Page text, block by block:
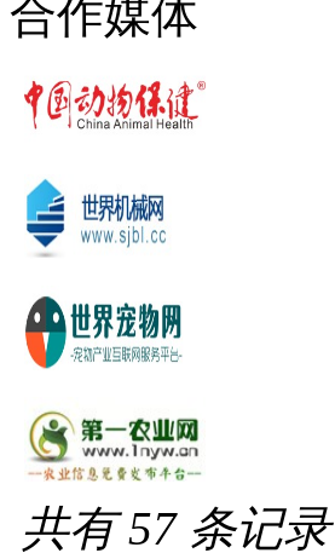
合作媒体
共有 57 条记录